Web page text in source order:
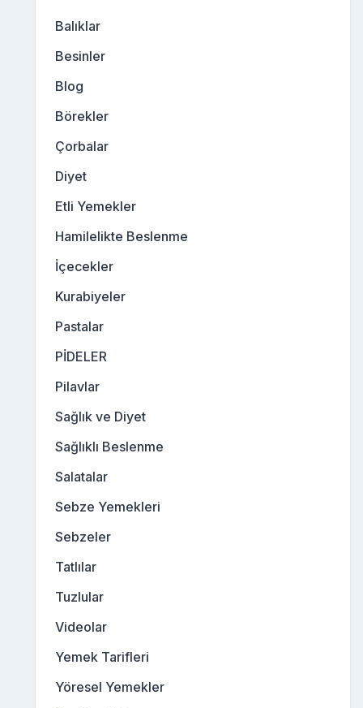
Balıklar
Besinler
Blog
Börekler
Çorbalar
Diyet
Etli Yemekler
Hamilelikte Beslenme
İçecekler
Kurabiyeler
Pastalar
PİDELER
Pilavlar
Sağlık ve Diyet
Sağlıklı Beslenme
Salatalar
Sebze Yemekleri
Sebzeler
Tatlılar
Tuzlular
Videolar
Yemek Tarifleri
Yöresel Yemekler